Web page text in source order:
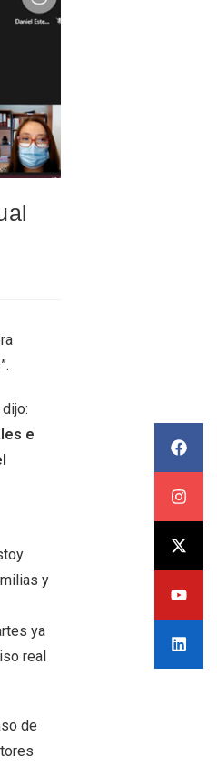
e
y
ya
real
de